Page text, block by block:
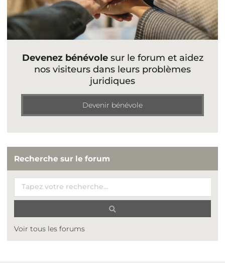
Devenez bénévolesur le forum et aidez
nos visiteurs dans leurs problèmes
juridiques
Devenir bénévole
Recherche sur le forum
Voir tous les forums